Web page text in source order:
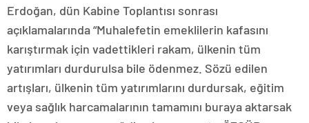
Erdoğan, dün Kabine Toplantısı sonrası
açıklamalarında “Muhalefetin emeklilerin kafasını
karıştırmak için vadettikleri rakam, ülkenin tüm
yatırımları durdurulsa bile ödenmez. Sözü edilen
artışları, ülkenin tüm yatırımlarını durdursak, eğitim
veya sağlık harcamalarının tamamını buraya aktarsak